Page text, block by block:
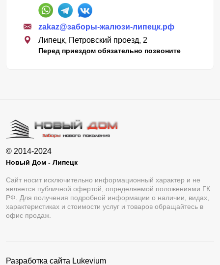
zakaz@заборы-жалюзи-липецк.рф
Липецк, Петровский проезд, 2
Перед приездом обязательно позвоните
© 2014-2024
Новый Дом - Липецк
Сайт носит исключительно информационный характер и не
является публичной офертой, определяемой положениями ГК
РФ. Для получения подробной информации о наличии, видах,
характеристиках и стоимости услуг и товаров обращайтесь в
офис продаж.
Разработка сайта Lukevium